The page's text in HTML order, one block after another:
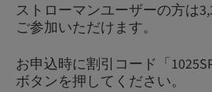
ストローマンユーザーの方は
ご参加いただけます。
お申込時に割引コード「
ボタンを押してください。